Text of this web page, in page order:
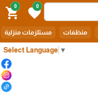
Select Language ▼
0
favorite
0
shopping_cart
منظفات مستلزمات منزلية